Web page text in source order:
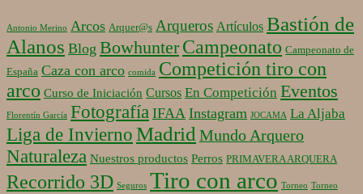
Antonio Merino Arcos Arquer@s Arqueros Artículos Bastión de
Alanos Blog Bowhunter Campeonato Campeonato de
España Caza con arco comida Competición tiro con
arco Curso de Iniciación Cursos En Competición Eventos
Florentín García Fotografía IFAA Instagram JOCAMA La Aljaba
Liga de Invierno Madrid Mundo Arquero
Naturaleza Nuestros productos Perros PRIMAVERA ARQUERA
Recorrido 3D Seguros Tiro con arco Torneo Torneo